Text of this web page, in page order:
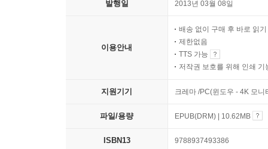
발행일 2013년 03월 08일
이용안내
배송 없이 구매 후 바로 읽기
제한없음
TTS 가능
저작권 보호를 위해 인쇄 기
지원기기 크레마 /PC(윈도우 - 4K 모
파일/용량 EPUB(DRM) | 10.62MB
ISBN13 9788937493386